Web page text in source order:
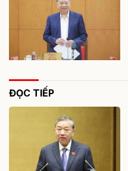
ĐỌC TIẾP